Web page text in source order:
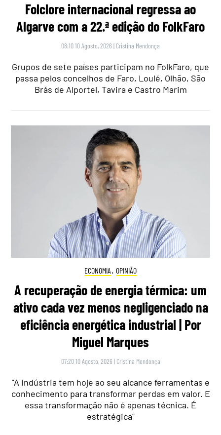
Folclore internacional regressa ao
Algarve com a 22.ª edição do FolkFaro
08:10 10 Agosto, 2026 | Cristina Mendonça
Grupos de sete países participam no FolkFaro, que
passa pelos concelhos de Faro, Loulé, Olhão, São
Brás de Alportel, Tavira e Castro Marim
ECONOMIA , OPINIÃO
A recuperação de energia térmica: um
ativo cada vez menos negligenciado na
eficiência energética industrial | Por
Miguel Marques
07:20 10 Agosto, 2026 | Cristina Mendonça
"A indústria tem hoje ao seu alcance ferramentas e
conhecimento para transformar perdas em valor. E
essa transformação não é apenas técnica. É
estratégica"